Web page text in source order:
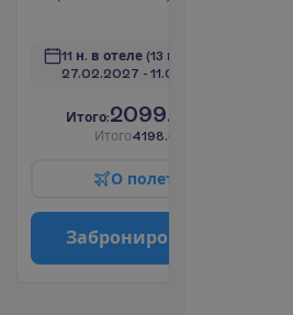
11 н. в отеле (13 н. всего)
27.02.2027 - 11.03.2027
И того:2099.00
Итого4198.00
О полет
Заброниро